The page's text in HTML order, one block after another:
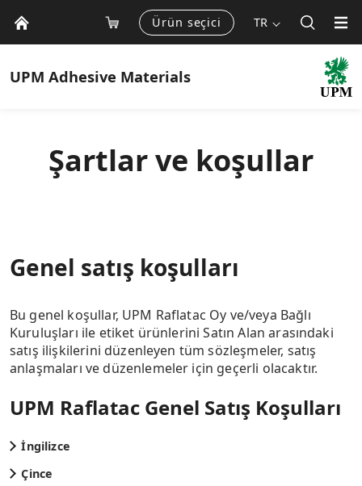
Ürün seçici TR
UPM Adhesive Materials
Şartlar ve koşullar
Genel satış koşulları
Bu genel koşullar, UPM Raflatac Oy ve/veya Bağlı
Kuruluşları ile etiket ürünlerini Satın Alan arasındaki
satış ilişkilerini düzenleyen tüm sözleşmeler, satış
anlaşmaları ve düzenlemeler için geçerli olacaktır.
UPM Raflatac Genel Satış Koşulları
İngilizce
Çince